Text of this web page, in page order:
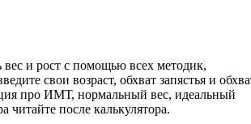
вес и рост с помощью всех методик,
свои возраст, обхват запястья и
про ИМТ, нормальный вес, идеальный
читайте после калькулятора.